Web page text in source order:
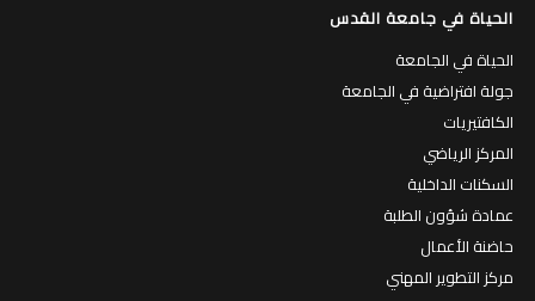
الحياة في جامعة القدس
الحياة في الجامعة
جولة افتراضية في الجامعة
الكافتيريات
المركز الرياضي
السكنات الداخلية
عمادة شؤون الطلبة
حاضنة الأعمال
مركز التطوير المهني